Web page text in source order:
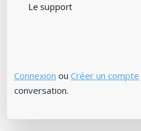
Le support
Connexion ou Créer un compte
conversation.